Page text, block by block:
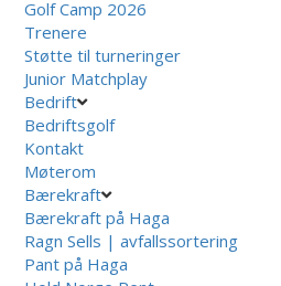
Golf Camp 2026
Trenere
Støtte til turneringer
Junior Matchplay
Bedrift
Bedriftsgolf
Kontakt
Møterom
Bærekraft
Bærekraft på Haga
Ragn Sells | avfallssortering
Pant på Haga